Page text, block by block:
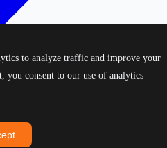
rights reserved.
to analyze traffic and improve your
you consent to our use of analytics